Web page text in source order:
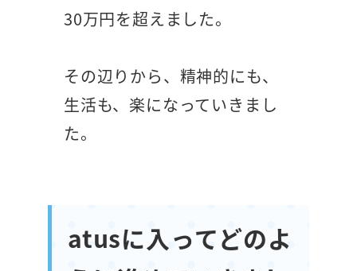
30万円を超えました。
その辺りから、精神的にも、
生活も、楽になっていきまし
た。
atusに入ってどのよ